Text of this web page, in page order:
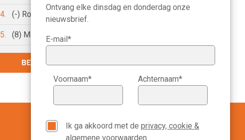
4. (-) Roelien Ritsema van Eck
5. (8) Marike Bonhof
BEKIJK DE VOLLEDIGE LIJST
Ontvang elke dinsdag en donderdag onze
nieuwsbrief.
E-mail*
Voornaam* Achternaam*
Ik ga akkoord met de privacy, cookie &
algemene voorwaarden